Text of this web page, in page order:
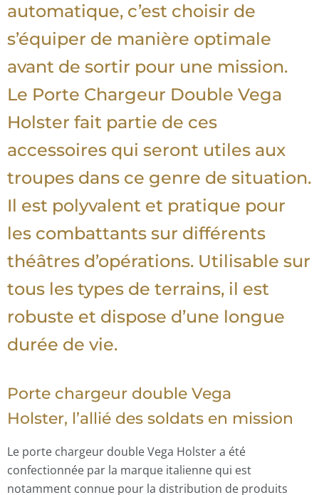
automatique, c’est choisir de
s’équiper de manière optimale
avant de sortir pour une mission.
Le Porte Chargeur Double Vega
Holster fait partie de ces
accessoires qui seront utiles aux
troupes dans ce genre de situation.
Il est polyvalent et pratique pour
les combattants sur différents
théâtres d’opérations. Utilisable sur
tous les types de terrains, il est
robuste et dispose d’une longue
durée de vie.
Porte chargeur double Vega
Holster, l’allié des soldats en mission
Le porte chargeur double Vega Holster a été
confectionnée par la marque italienne qui est
notamment connue pour la distribution de produits